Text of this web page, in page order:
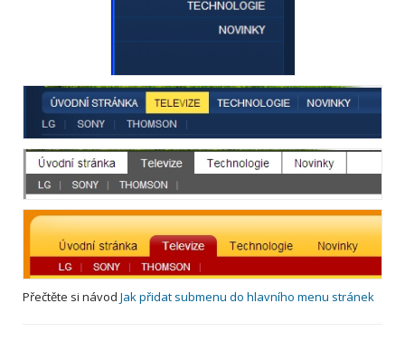
Přečtěte si návod Jak přidat submenu do hlavního menu stránek